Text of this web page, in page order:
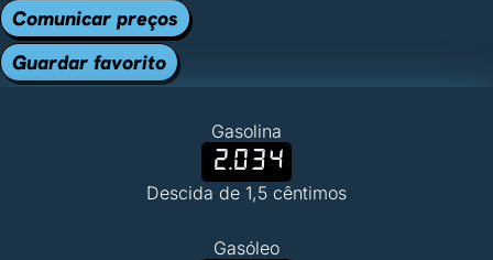
Comunicar preços
Guardar favorito
Gasolina
2.034
Descida de 1,5 cêntimos
Gasóleo